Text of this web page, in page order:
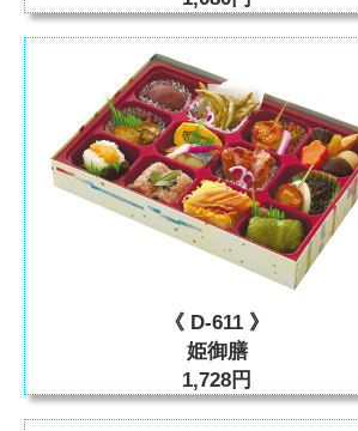
《 D-611 》
姫御膳
1,728円